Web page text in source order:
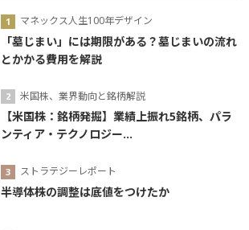
マネックス人生100年デザイン
「墓じまい」には期限がある？墓じまいの流れ
とかかる費用を解説
米国株、業界動向と銘柄解説
【米国株：銘柄発掘】業績上振れ5銘柄、パラ
ンティア・テクノロジー...
ストラテジーレポート
半導体株の調整は底値をつけたか